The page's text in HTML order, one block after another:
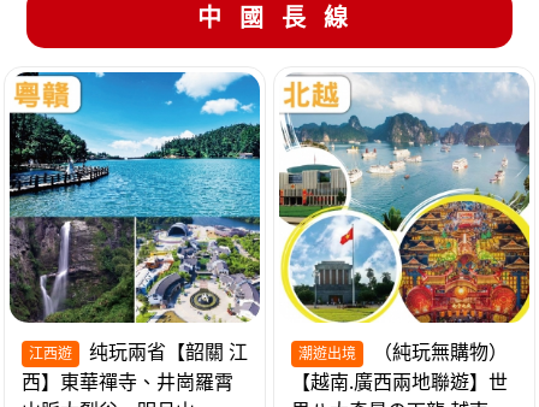
中國長線
江西遊
西】東華禪寺、井崗羅霄
潮遊出境
【越南.廣西兩地聯遊】世